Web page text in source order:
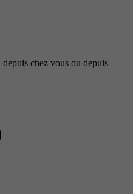
chez vous ou depuis